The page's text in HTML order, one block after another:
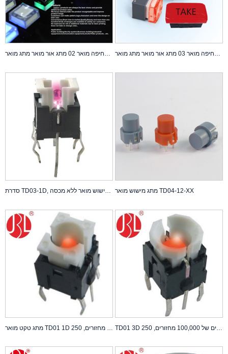
מתג דחיפה מואר 02 מתג אור מואר מתג מואר מתג דחיפה מואר 03 מתג אור מואר מתג מואר
סדרת TD03-1D, מתג מישוש מואר ללא מכסה מתג מישוש מואר TD04-12-XX